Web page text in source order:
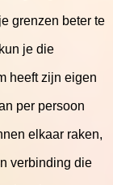
grenzen beter te
je die
heeft zijn eigen
per persoon
elkaar raken,
verbinding die